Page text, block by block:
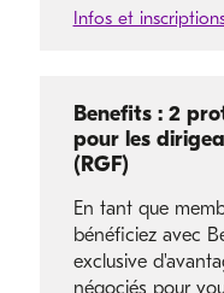
Infos et
Benefits : 2
pour les
(RGF)
En tant que
bénéficiez avec
exclusive
négociés pour